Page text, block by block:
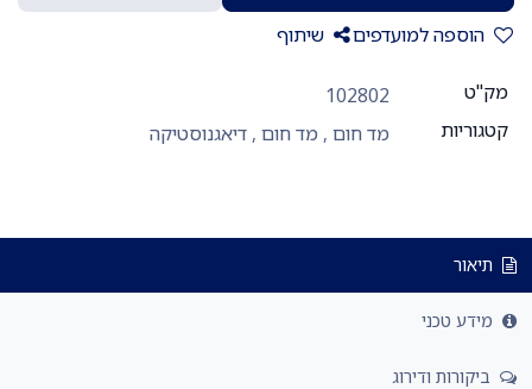
הוספה למועדפים שיתוף
מק"ט
102802
קטגוריות
מד חום, מד חום, דיאגנוסטיקה
תיאור
מידע טכני
ביקורות ודירוג